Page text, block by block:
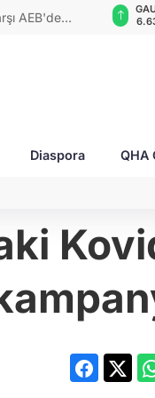
Ukraynalı6.631,89
Diaspora QHA